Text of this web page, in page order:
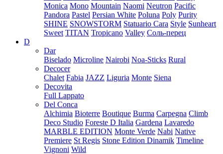
Monica Mono Mountain Naomi Neutron Pacific
Pandora Pastel Persian White Poluna Poly Purity
SHINE SNOWSTORM Statuario Cara Style Sunheart
Sweet TITAN Tropicano Valley Соль-перец
D
Dar
Biselado Microline Nairobi Noa-Sticks Rural
Decocer
Chalet Fabia JAZZ Liguria Monte Siena
Decovita
Full Lappato
Del Conca
Alchimia Bioterre Boutique Burma Carpegna Climb
Deco Studio Foreste D Italia Gardena Lavaredo
MARBLE EDITION Monte Verde Nabi Native
Premiere St Regis Stone Edition Dinamik Timeline
Vignoni Wild